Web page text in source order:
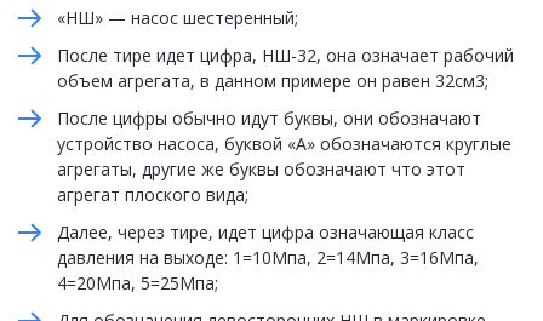
«НШ» — насос шестеренный;
После тире идет цифра, НШ-32, она означает рабочий
объем агрегата, в данном примере он равен 32см3;
После цифры обычно идут буквы, они обозначают
устройство насоса, буквой «А» обозначаются круглые
агрегаты, другие же буквы обозначают что этот
агрегат плоского вида;
Далее, через тире, идет цифра означающая класс
давления на выходе: 1=10Мпа, 2=14Мпа, 3=16Мпа,
4=20Мпа, 5=25Мпа;